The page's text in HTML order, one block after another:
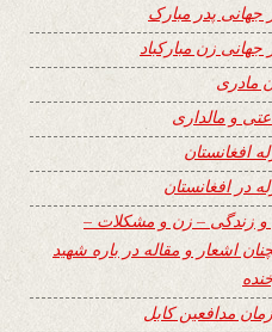
جهانی پدر مبارک
جهانی زن مبارکباد
مادری
و مالداری
افغانستان
در افغانستان
زندگی – زن و مشکلات –
اشعار و مقاله در باره شهید
مدافعین کابل